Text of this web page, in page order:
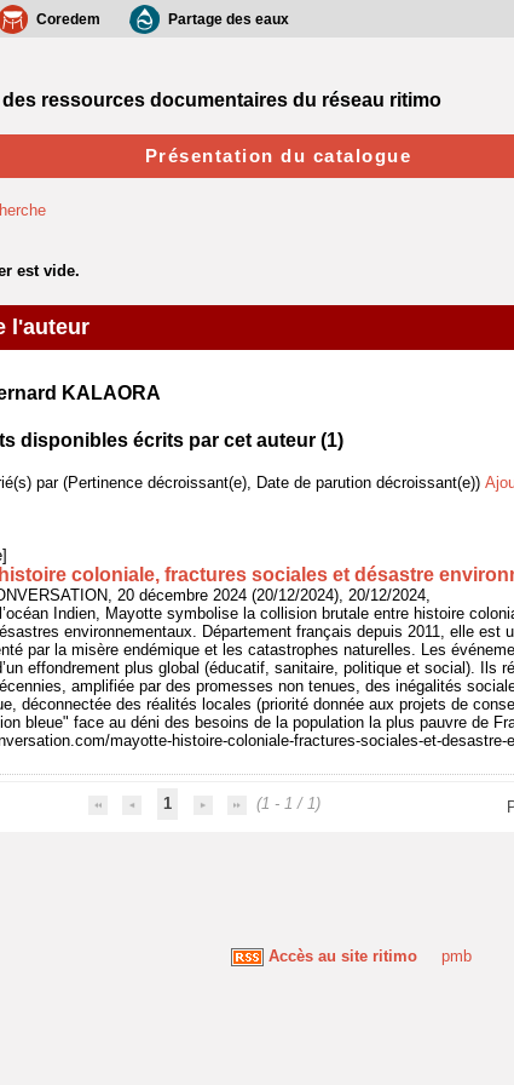
l'auteur
KALAORA
disponibles écrits par cet auteur (1)
par (Pertinence décroissant(e), Date de parution décroissant(e))
coloniale, fractures sociales et désastre
20 décembre 2024 (20/12/2024), 20/12/2024,
Indien, Mayotte symbolise la collision brutale entre histoire
environnementaux. Département français depuis 2011, elle est
par la misère endémique et les catastrophes naturelles. Les
effondrement plus global (éducatif, sanitaire, politique et social). Ils
amplifiée par des promesses non tenues, des inégalités
déconnectée des réalités locales (priorité donnée aux projets de
bleue" face au déni des besoins de la population la plus pauvre de
mayotte-histoire-coloniale-fractures-sociales-et-desastre-
1 (1 - 1 / 1)
Accès au site ritimo pmb
Coredem Partage des eaux
des ressources documentaires du réseau ritimo
Présentation du catalogue